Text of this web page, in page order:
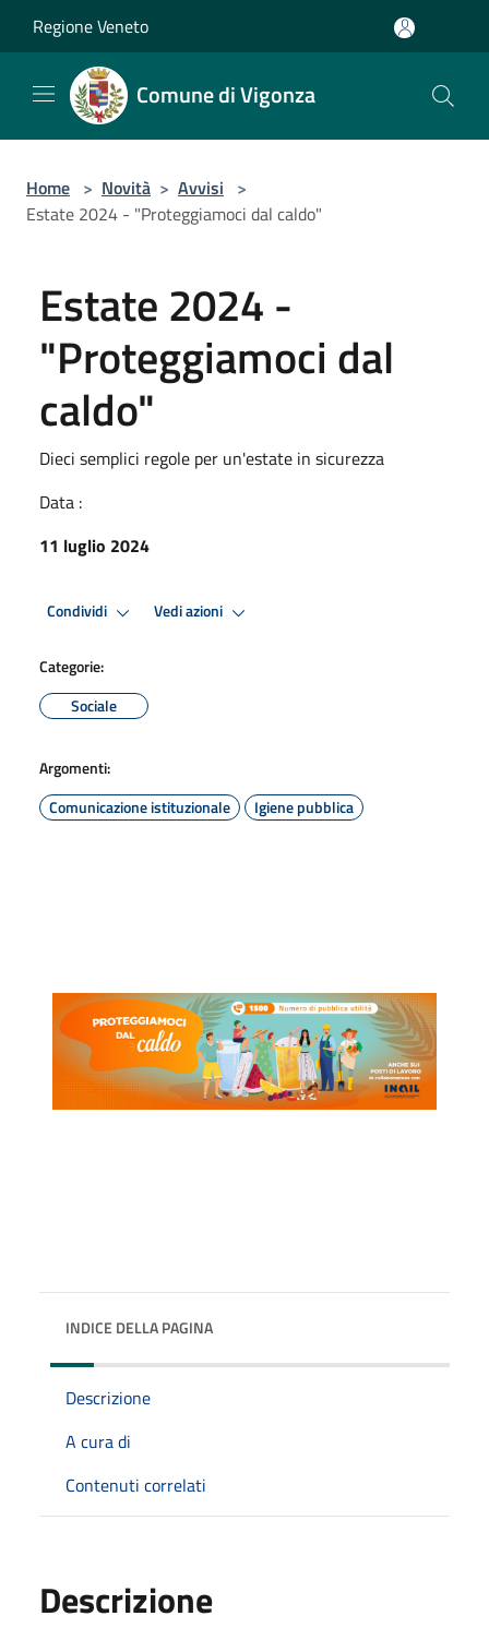
Regione Veneto
Comune di Vigonza
Home > Novità > Avvisi >
Estate 2024 - "Proteggiamoci dal caldo"
Estate 2024 -
"Proteggiamoci dal
caldo"
Dieci semplici regole per un'estate in sicurezza
Data :
11 luglio 2024
Condividi Vedi azioni
Categorie:
Sociale
Argomenti:
Comunicazione istituzionale
Igiene pubblica
INDICE DELLA PAGINA
Descrizione
A cura di
Contenuti correlati
Descrizione